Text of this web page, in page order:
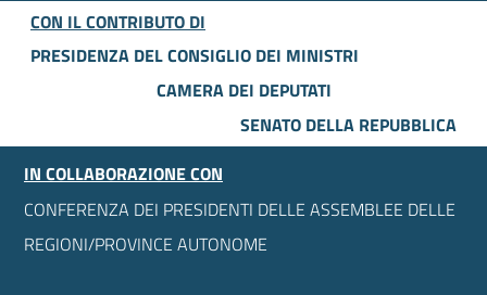
CON IL CONTRIBUTO DI
PRESIDENZA DEL CONSIGLIO DEI MINISTRI
CAMERA DEI DEPUTATI
SENATO DELLA REPUBBLICA
IN COLLABORAZIONE CON
CONFERENZA DEI PRESIDENTI DELLE ASSEMBLEE DELLE
REGIONI/PROVINCE AUTONOME